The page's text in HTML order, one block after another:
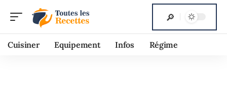
Cuisiner Equipement Infos Régime